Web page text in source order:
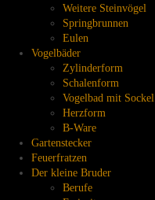
Weitere Steinvögel
Springbrunnen
Eulen
Vogelbäder
Zylinderform
Schalenform
Vogelbad mit Sockel
Herzform
B-Ware
Gartenstecker
Feuerfratzen
Der kleine Bruder
Berufe